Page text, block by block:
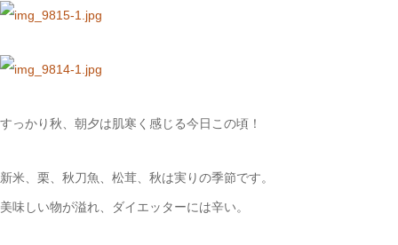
すっかり秋、朝夕は肌寒く感じる今日この頃！
新米、栗、秋刀魚、松茸、秋は実りの季節です。
美味しい物が溢れ、ダイエッターには辛い。